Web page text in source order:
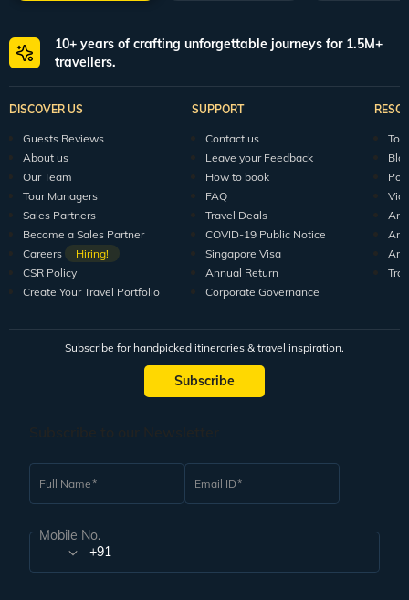
10+ years of crafting unforgettable journeys for 1.5M+
travellers.
DISCOVER US
Guests Reviews
About us
Our Team
Tour Managers
Sales Partners
Become a Sales Partner
Careers
Hiring!
CSR Policy
Create Your Travel Portfolio
SUPPORT
Contact us
Leave your Feedback
How to book
FAQ
Travel Deals
COVID-19 Public Notice
Singapore Visa
Annual Return
Corporate Governance
Subscribe for handpicked itineraries & travel inspiration.
Subscribe
Full Name Email ID
Mobile No.
+91